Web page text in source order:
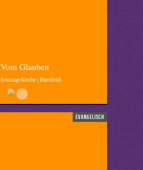
Vom Glauben
Sonntagskirche | Ihlenfeldt
evangelisch